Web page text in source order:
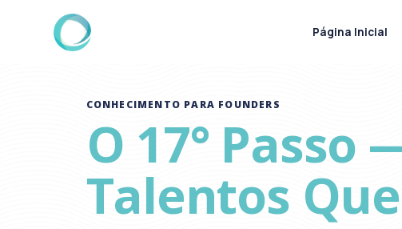
CONHECIMENTO PARA FOUNDERS
O 17° Passo
Talentos
Página Inicial